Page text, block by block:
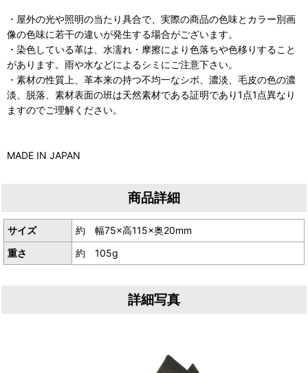
・屋外の光や照明の当たり具合で、実際の商品の色味とカラー別画
像の色味に若干の違いが発生する場合がございます。
・染色している革は、水濡れ・摩擦により色落ちや色移りすること
があります。雨や水などによるシミにご注意下さい。
・素材の性質上、革本来の持つ不均一なシボ、濃淡、毛皮の色の濃
淡、脱落、素材表面の班は天然素材である証明であり1点1点異なり
ますのでご理解ください。
MADE IN JAPAN
商品詳細
サイズ
約 幅75×高115×奥20mm
重さ
約 105g
詳細写真